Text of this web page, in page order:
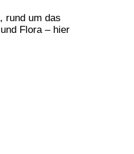
rund um das
Flora – hier